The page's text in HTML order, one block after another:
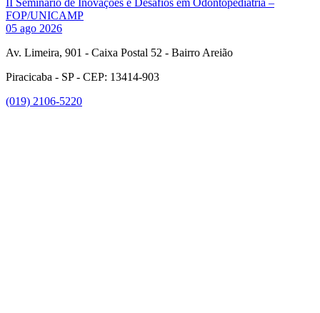
FOP/UNICAMP
05 ago 2026
Av. Limeira, 901 - Caixa Postal 52 - Bairro Areião
Piracicaba - SP - CEP: 13414-903
(019) 2106-5220